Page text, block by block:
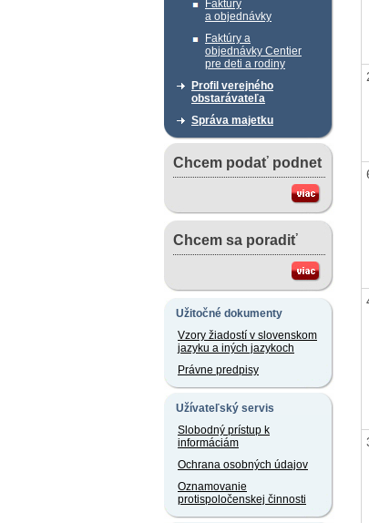
Faktúry
a objednávky
Faktúry a
objednávky Centier
pre deti a rodiny
Profil verejného
obstarávateľa
Správa majetku
Chcem podať podnet
Chcem sa poradiť
Užitočné dokumenty
Vzory žiadostí v slovenskom
jazyku a iných jazykoch
Právne predpisy
Užívateľský servis
Slobodný prístup k
informáciám
Ochrana osobných údajov
Oznamovanie
protispoločenskej činnosti